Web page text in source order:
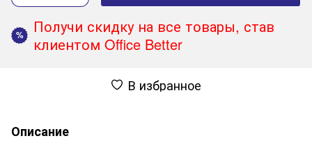
%
Получи скидку на все товары, став
клиентом Office Better
В избранное
Описание